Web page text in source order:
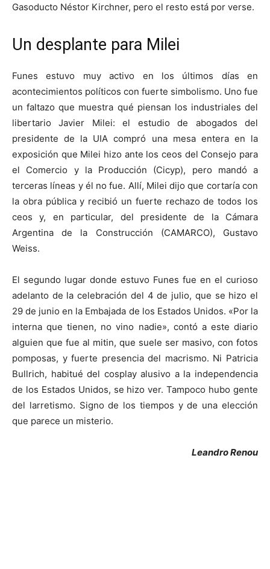
Gasoducto Néstor Kirchner, pero el resto está por verse.
Un desplante para Milei
Funes estuvo muy activo en los últimos días en
acontecimientos políticos con fuerte simbolismo. Uno fue
un faltazo que muestra qué piensan los industriales del
libertario Javier Milei: el estudio de abogados del
presidente de la UIA compró una mesa entera en la
exposición que Milei hizo ante los ceos del Consejo para
el Comercio y la Producción (Cicyp), pero mandó a
terceras líneas y él no fue. Allí, Milei dijo que cortaría con
la obra pública y recibió un fuerte rechazo de todos los
ceos y, en particular, del presidente de la Cámara
Argentina de la Construcción (CAMARCO), Gustavo
Weiss.
El segundo lugar donde estuvo Funes fue en el curioso
adelanto de la celebración del 4 de julio, que se hizo el
29 de junio en la Embajada de los Estados Unidos. «Por la
interna que tienen, no vino nadie», contó a este diario
alguien que fue al mitin, que suele ser masivo, con fotos
pomposas, y fuerte presencia del macrismo. Ni Patricia
Bullrich, habitué del cosplay alusivo a la independencia
de los Estados Unidos, se hizo ver. Tampoco hubo gente
del larretismo. Signo de los tiempos y de una elección
que parece un misterio.
Leandro Renou